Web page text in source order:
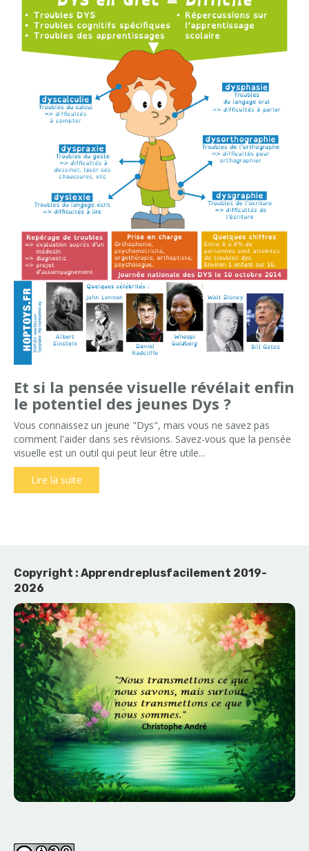
Et si la pensée visuelle révélait enfin
le potentiel des jeunes Dys ?
Vous connaissez un jeune "Dys", mais vous ne savez pas
comment l'aider dans ses révisions. Savez-vous que la pensée
visuelle est un outil qui peut leur être utile...
Lire la suite
Copyright : Apprendreplusfacilement 2019-
2026